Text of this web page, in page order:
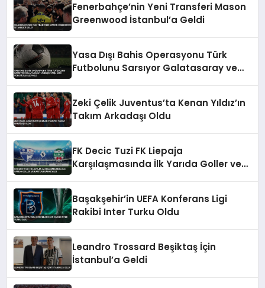
Fenerbahçe’nin Yeni Transferi Mason
Greenwood İstanbul’a Geldi
Yasa Dışı Bahis Operasyonu Türk
Futbolunu Sarsıyor Galatasaray ve
Zeki Çelik Juventus’ta Kenan Yıldız’ın
Takım Arkadaşı Oldu
FK Decic Tuzi FK Liepaja
Karşılaşmasında İlk Yarıda Goller ve
Başakşehir’in UEFA Konferans Ligi
Rakibi Inter Turku Oldu
Leandro Trossard Beşiktaş İçin
İstanbul’a Geldi